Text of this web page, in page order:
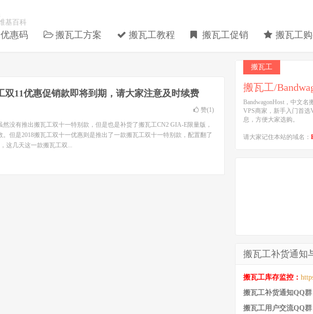
基百科
惠码 搬瓦工方案 搬瓦工教程 搬瓦工促销 搬瓦工
双11优惠促销款即将到期，请大家注意及时续费
赞(1)
然没有推出搬瓦工双十一特别款，但是也是补货了搬瓦工CN2 GIA-E限量版，
但是2018搬瓦工双十一优惠则是推出了一款搬瓦工双十一特别款，配置翻了
这几天这一款搬瓦工双...
搬瓦工
搬瓦工/
BandwagonHost，中文
VPS商家，新手入门首
息，方便大家选购。
请大家记住本站的域名：
搬瓦工补货通知
搬瓦工库存监控：
搬瓦工补货通知QQ群
搬瓦工用户交流QQ群